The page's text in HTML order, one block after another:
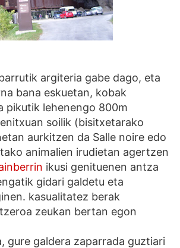
argiteria gabe dago, eta
bana eskuetan, kobak
pikutik lehenengo 800m
soilik (bisitxetarako
aurkitzen da Salle noire edo
animalien irudietan agertzen
ikusi genituenen antza
gidari galdetu eta
kasualitatez berak
zeukan bertan egon
gure galdera zaparrada guztiari